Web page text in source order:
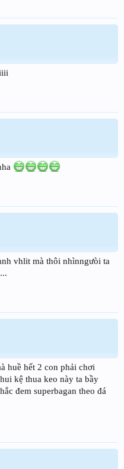
vhlit mà thôi nhìnngưòi ta
huề hết 2 con phải chơi
kệ thua keo này ta bầy
đem superbagan theo đá